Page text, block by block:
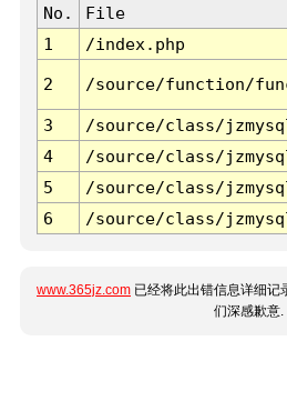
No. File
1
/index.php
2 /source/function/
3 /source/class/
4
/source/class/
5
/source/class/
6
/source/class/
www.365jz.com 已经将此出错信息详细记
们深感歉意.